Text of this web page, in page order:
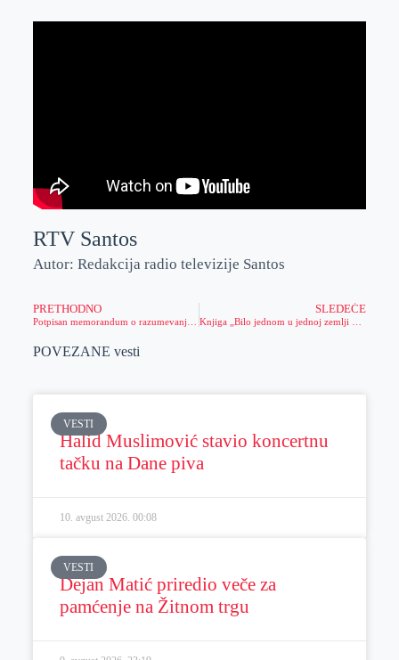
RTV Santos
Autor: Redakcija radio televizije Santos
PRETHODNO SLEDEĆE
POVEZANE vesti
VESTI
Halid Muslimović stavio koncertnu
tačku na Dane piva
10. avgust 2026. 00:08
VESTI
Dejan Matić priredio veče za
pamćenje na Žitnom trgu